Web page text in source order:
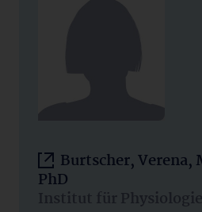
Burtscher, Verena,
PhD
Institut für Physiologie